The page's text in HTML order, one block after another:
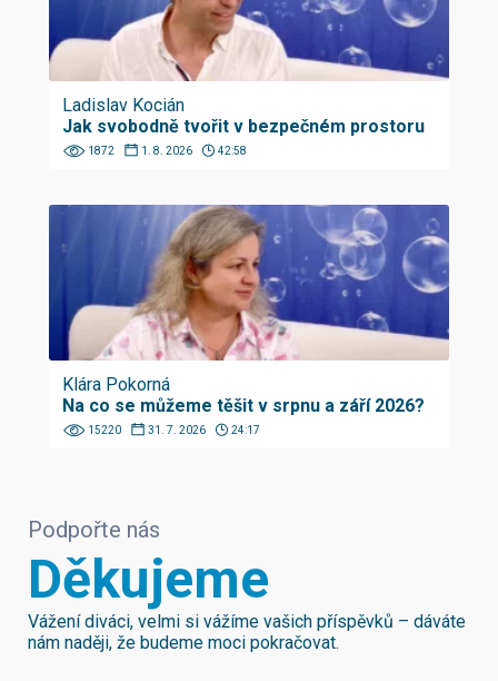
Ladislav Kocián
Jak svobodně tvořit v bezpečném prostoru
1872 1. 8. 2026 42:58
Klára Pokorná
Na co se můžeme těšit v srpnu a září 2026?
15220 31. 7. 2026 24:17
Podpořte nás
Děkujeme
Vážení diváci, velmi si vážíme vašich příspěvků – dáváte
nám naději, že budeme moci pokračovat.